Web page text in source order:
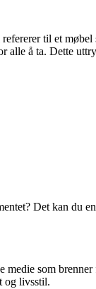
til et
å ta. Dette
Det kan du
som
og livsstil.